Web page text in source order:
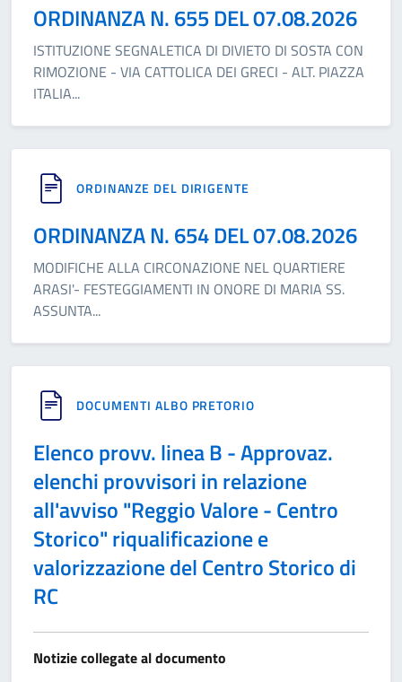
ORDINANZA N. 655 DEL 07.08.2026
ISTITUZIONE SEGNALETICA DI DIVIETO DI SOSTA CON
RIMOZIONE - VIA CATTOLICA DEI GRECI - ALT. PIAZZA
ITALIA...
ORDINANZE DEL DIRIGENTE
ORDINANZA N. 654 DEL 07.08.2026
MODIFICHE ALLA CIRCONAZIONE NEL QUARTIERE
ARASI'- FESTEGGIAMENTI IN ONORE DI MARIA SS.
ASSUNTA...
DOCUMENTI ALBO PRETORIO
Elenco provv. linea B - Approvaz.
elenchi provvisori in relazione
all'avviso "Reggio Valore - Centro
Storico" riqualificazione e
valorizzazione del Centro Storico di
RC
Notizie collegate al documento